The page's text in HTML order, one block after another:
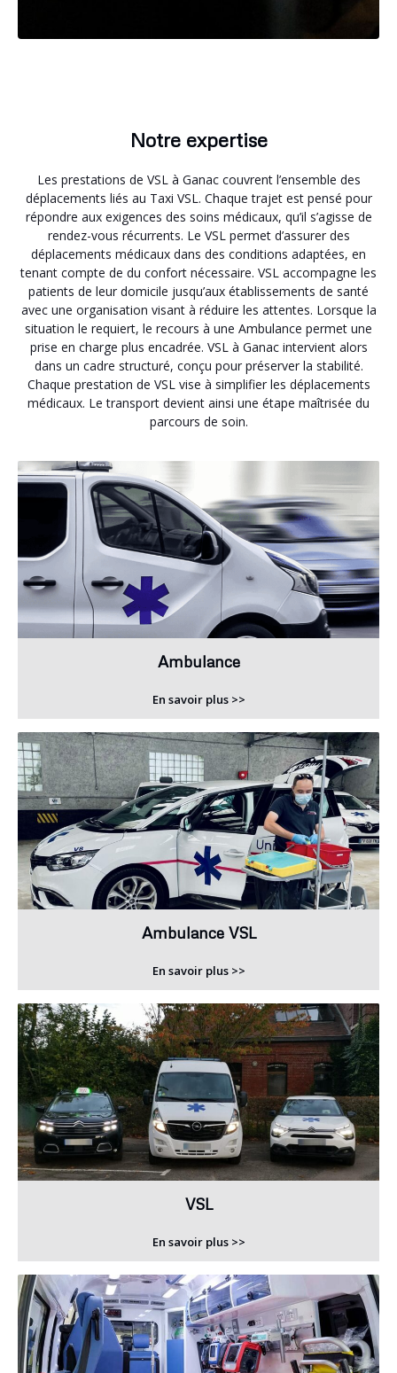
Notre expertise
Les prestations de VSL à Ganac couvrent l’ensemble des
déplacements liés au Taxi VSL. Chaque trajet est pensé pour
répondre aux exigences des soins médicaux, qu’il s’agisse de
rendez-vous récurrents. Le VSL permet d’assurer des
déplacements médicaux dans des conditions adaptées, en
tenant compte de du confort nécessaire. VSL accompagne les
patients de leur domicile jusqu’aux établissements de santé
avec une organisation visant à réduire les attentes. Lorsque la
situation le requiert, le recours à une Ambulance permet une
prise en charge plus encadrée. VSL à Ganac intervient alors
dans un cadre structuré, conçu pour préserver la stabilité.
Chaque prestation de VSL vise à simplifier les déplacements
médicaux. Le transport devient ainsi une étape maîtrisée du
parcours de soin.
Ambulance
En savoir plus >>
Ambulance VSL
En savoir plus >>
VSL
En savoir plus >>